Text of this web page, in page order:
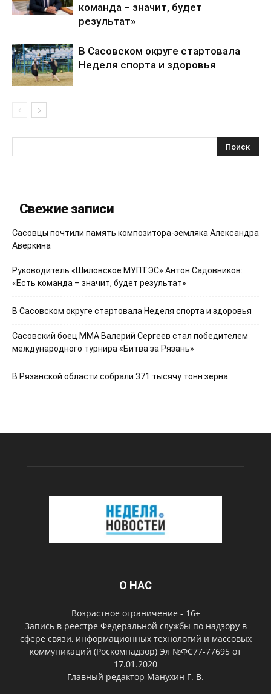
команда – значит, будет
результат»
В Сасовском округе стартовала
Неделя спорта и здоровья
Свежие записи
Сасовцы почтили память композитора-земляка Александра
Аверкина
Руководитель «Шиловское МУПТЭС» Антон Садовников:
«Есть команда – значит, будет результат»
В Сасовском округе стартовала Неделя спорта и здоровья
Сасовский боец ММА Валерий Сергеев стал победителем
международного турнира «Битва за Рязань»
В Рязанской области собрали 371 тысячу тонн зерна
О НАС
Возрастное ограничение - 16+
Запись в реестре Федеральной службы по надзору в
сфере связи, информационных технологий и массовых
коммуникаций (Роскомнадзор) Эл №ФС77-77695 от
17.01.2020
Главный редактор Манухин Г. В.